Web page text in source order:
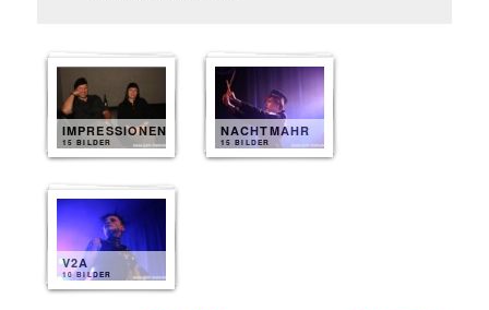
IMPRESSIONEN
15 BILDER
NACHTMAHR
15 BILDER
V2A
10 BILDER